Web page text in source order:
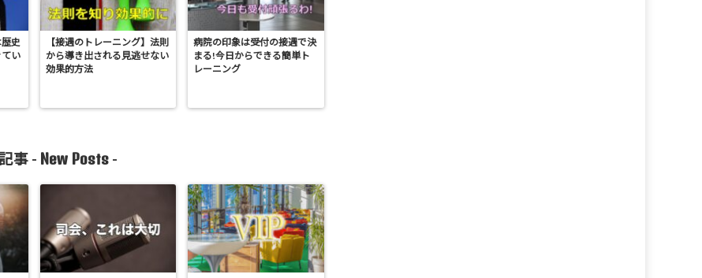
史
い
【接遇のトレーニング】法則
から導き出される見逃せない
効果的方法
病院の印象は受付の接遇で決
まる!今日からできる簡単ト
レーニング
事 - New Posts -